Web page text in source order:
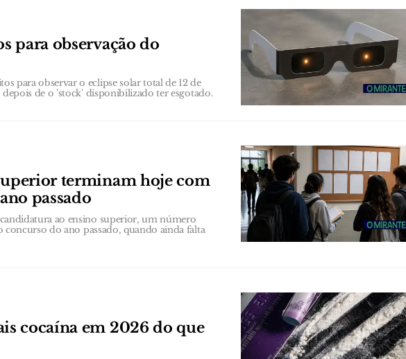
para observação do
para observar o eclipse solar total de 12 de
de o 'stock' disponibilizado ter esgotado.
terminam hoje com
passado
ao ensino superior, um número
concurso do ano passado, quando ainda falta
cocaína em 2026 do que